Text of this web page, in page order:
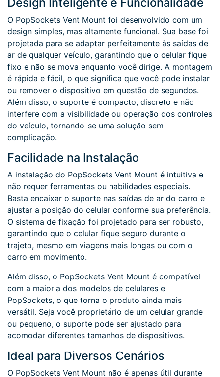
O PopSockets Vent Mount foi desenvolvido com um
design simples, mas altamente funcional. Sua base foi
projetada para se adaptar perfeitamente às saídas de
ar de qualquer veículo, garantindo que o celular fique
fixo e não se mova enquanto você dirige. A montagem
é rápida e fácil, o que significa que você pode instalar
ou remover o dispositivo em questão de segundos.
Além disso, o suporte é compacto, discreto e não
interfere com a visibilidade ou operação dos controles
do veículo, tornando-se uma solução sem
complicação.
Facilidade na Instalação
A instalação do PopSockets Vent Mount é intuitiva e
não requer ferramentas ou habilidades especiais.
Basta encaixar o suporte nas saídas de ar do carro e
ajustar a posição do celular conforme sua preferência.
O sistema de fixação foi projetado para ser robusto,
garantindo que o celular fique seguro durante o
trajeto, mesmo em viagens mais longas ou com o
carro em movimento.
Além disso, o PopSockets Vent Mount é compatível
com a maioria dos modelos de celulares e
PopSockets, o que torna o produto ainda mais
versátil. Seja você proprietário de um celular grande
ou pequeno, o suporte pode ser ajustado para
acomodar diferentes tamanhos de dispositivos.
Ideal para Diversos Cenários
O PopSockets Vent Mount não é apenas útil durante